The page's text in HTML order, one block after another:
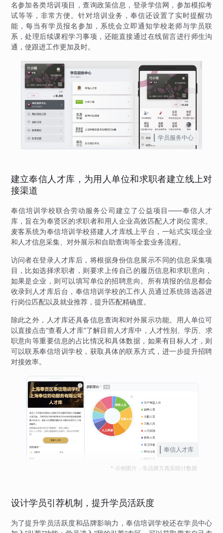
名参加各类培训项目，查询政策信息，登录学信网，参加模拟考
试等等，非常方便。针对培训业务，奉信还设置了实时提醒功
能，每当有学员报名参加，系统会立即通知学校老师与学员联
系，处理后续课程学习事项，还能直接通过在线留言进行师生沟
通，使跟进工作更加及时。
学员服务中心
建立奉信人才库，为用人单位和求职者建立线上对
接渠道
奉信培训学校联合劳动服务公司建立了公益项目——奉信人才
库，旨在为奉贤区的求职者和用人企业高效匹配人才岗位需求。
麦客系统为奉信培训学校搭建人才库线上平台，一站式实现企业
和人才信息采集、对外展示和自助查询等全套业务流程。
访问者在登录人才库后，将根据身份信息展示不同的信息采集项
目，比如选择求职者，则要求上传自己的履历信息和求职意向，
如果是企业，则可以填写单位的招聘意向。所有填报的信息都会
收录到人才库后台，奉信培训学校的工作人员通过系统筛选器进
行岗位匹配以及就业推荐，提升匹配精确度。
除此之外，人才库还具备信息查询和对外展示功能。用人单位可
以直接点击“查看人才库”了解目前人才库中，人才性别、学历、求
职意向等重要信息的占比情况和具体数据，如果有目标人才，则
可以联系奉信培训学校，获取具体的联系方式，进一步提升招聘
对接效率。
奉信人才库
* 示例图片，非品牌方真实统计数据
设计学员引荐机制，提升学员活跃度
为了提升学员活跃度和品牌影响力，奉信培训学校还在学员中心